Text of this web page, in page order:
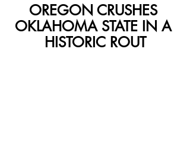
OREGON CRUSHES
OKLAHOMA STATE IN A
HISTORIC ROUT